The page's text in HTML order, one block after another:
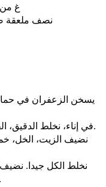
- 4 غ
- في إناء، نخلط الدقيق، القرفة، اليانسون، توابل المروزية والملح.
عجين متجانس.